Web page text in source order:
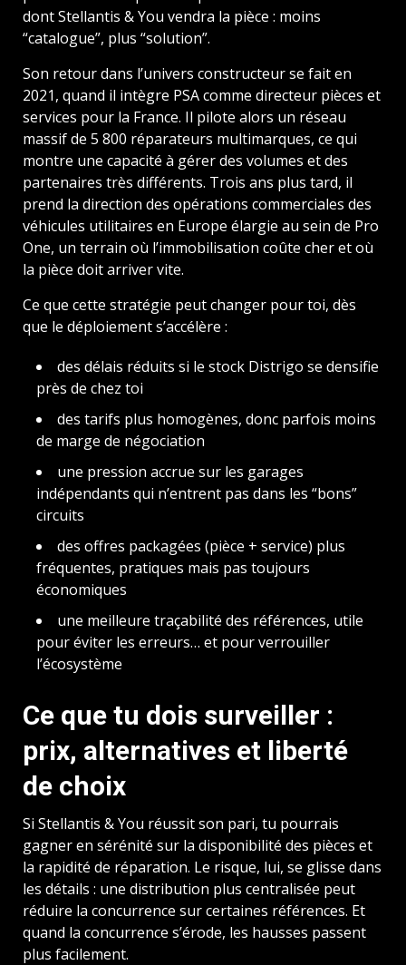
dont Stellantis & You vendra la pièce : moins
“catalogue”, plus “solution”.
Son retour dans l’univers constructeur se fait en
2021, quand il intègre PSA comme directeur pièces et
services pour la France. Il pilote alors un réseau
massif de 5 800 réparateurs multimarques, ce qui
montre une capacité à gérer des volumes et des
partenaires très différents. Trois ans plus tard, il
prend la direction des opérations commerciales des
véhicules utilitaires en Europe élargie au sein de Pro
One, un terrain où l’immobilisation coûte cher et où
la pièce doit arriver vite.
Ce que cette stratégie peut changer pour toi, dès
que le déploiement s’accélère :
des délais réduits si le stock Distrigo se densifie
près de chez toi
des tarifs plus homogènes, donc parfois moins
de marge de négociation
une pression accrue sur les garages
indépendants qui n’entrent pas dans les “bons”
circuits
des offres packagées (pièce + service) plus
fréquentes, pratiques mais pas toujours
économiques
une meilleure traçabilité des références, utile
pour éviter les erreurs… et pour verrouiller
l’écosystème
Ce que tu dois surveiller :
prix, alternatives et liberté
de choix
Si Stellantis & You réussit son pari, tu pourrais
gagner en sérénité sur la disponibilité des pièces et
la rapidité de réparation. Le risque, lui, se glisse dans
les détails : une distribution plus centralisée peut
réduire la concurrence sur certaines références. Et
quand la concurrence s’érode, les hausses passent
plus facilement.